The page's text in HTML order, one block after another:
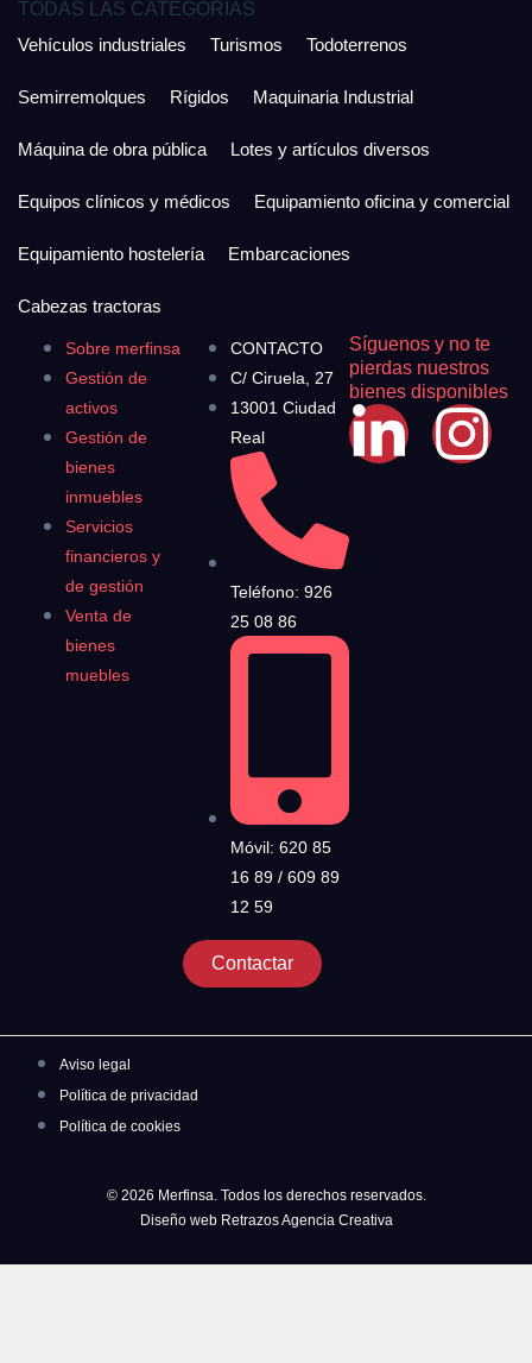
Sobre merfinsa
Gestión de
activos
Gestión de
bienes
inmuebles
Servicios
financieros y
de gestión
Venta de
bienes
muebles
CONTACTO
C/ Ciruela, 27
13001 Ciudad
Real
Teléfono: 926
25 08 86
Móvil: 620 85
16 89 / 609 89
12 59
Contactar
Síguenos y no te
pierdas nuestros
bienes disponibles
TODAS LAS CATEGORÍAS
Vehículos industriales
Turismos Todoterrenos
Semirremolques Rígidos Maquinaria Industrial
Máquina de obra pública Lotes y artículos diversos
Equipos clínicos y médicos Equipamiento oficina y comercial
Equipamiento hostelería Embarcaciones
Cabezas tractoras
Aviso legal
Política de privacidad
Política de cookies
© 2026 Merfinsa. Todos los derechos reservados.
Diseño web Retrazos Agencia Creativa